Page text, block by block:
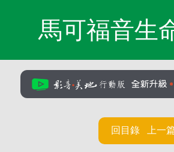
馬可福音生
回目錄 上一